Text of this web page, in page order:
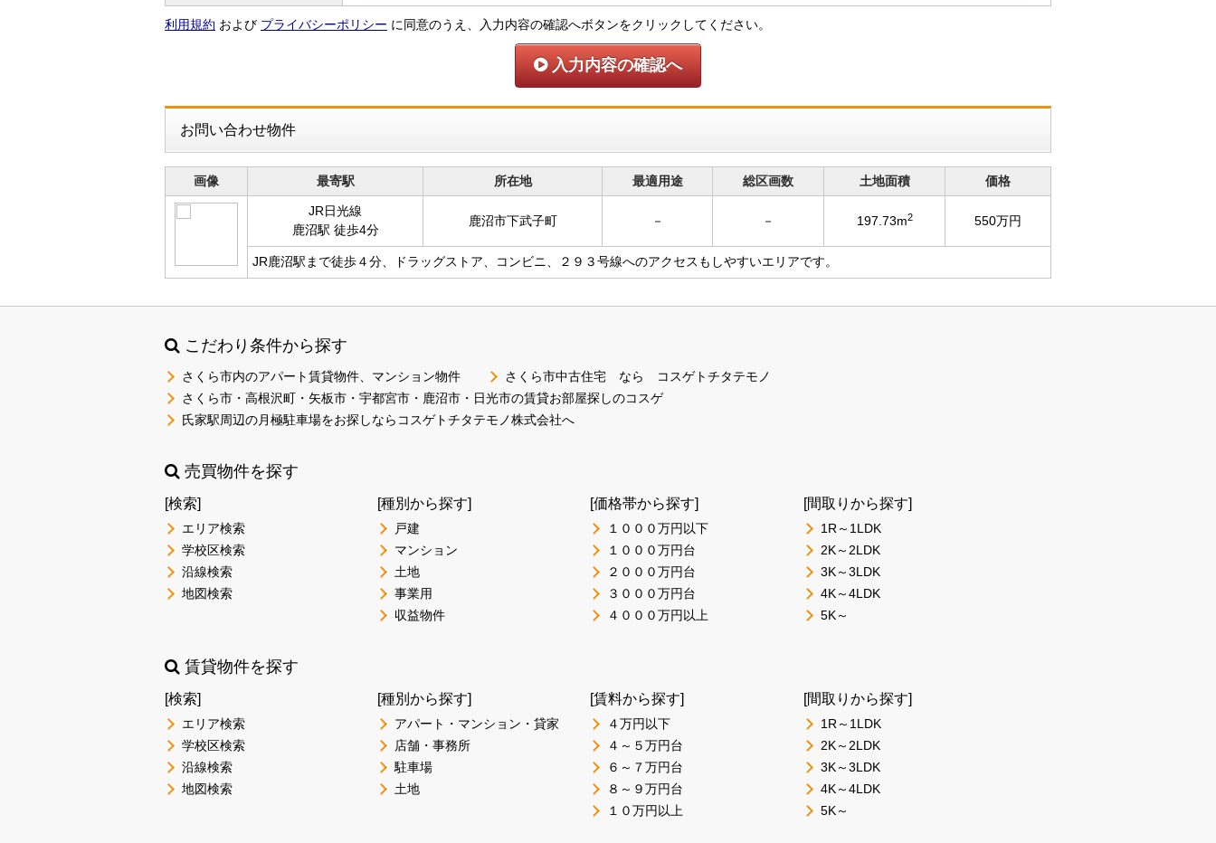
利用規約 および プライバシーポリシー に同意のうえ、入力内容の確認へボタンをクリックしてください。
入力内容の確認へ
お問い合わせ物件
画像 最寄駅 所在地 最適用途 総区画数 土地面積 価格
JR日光線
鹿沼駅 徒歩4分
鹿沼市下武子町 － － 197.73m2 550万円
JR鹿沼駅まで徒歩４分、ドラッグストア、コンビニ、２９３号線へのアクセスもしやすいエリアです。
こだわり条件から探す
さくら市内のアパート賃貸物件、マンション物件
さくら市中古住宅 なら コスゲトチタテモノ
さくら市・高根沢町・矢板市・宇都宮市・鹿沼市・日光市の賃貸お部屋探しのコスゲ
氏家駅周辺の月極駐車場をお探しならコスゲトチタテモノ株式会社へ
売買物件を探す
[検索]
エリア検索
学校区検索
沿線検索
地図検索
[種別から探す]
戸建
マンション
土地
事業用
収益物件
[価格帯から探す]
１０００万円以下
１０００万円台
２０００万円台
３０００万円台
４０００万円以上
[間取りから探す]
1R～1LDK
2K～2LDK
3K～3LDK
4K～4LDK
5K～
賃貸物件を探す
[検索]
エリア検索
学校区検索
沿線検索
地図検索
[種別から探す]
アパート・マンション・貸家
店舗・事務所
駐車場
土地
[賃料から探す]
４万円以下
４～５万円台
６～７万円台
８～９万円台
１０万円以上
[間取りから探す]
1R～1LDK
2K～2LDK
3K～3LDK
4K～4LDK
5K～